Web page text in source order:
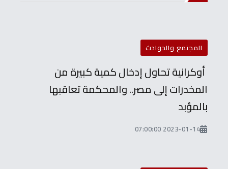
المجتمع والحوادث
أوكرانية تحاول إدخال كمية كبيرة من
المخدرات إلى مصر.. والمحكمة تعاقبها
بالمؤبد
2023-01-14 07:00:00